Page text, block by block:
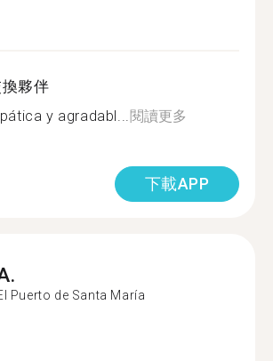
夥伴
y agradabl... 閱讀更多
下載APP
Puerto de Santa María